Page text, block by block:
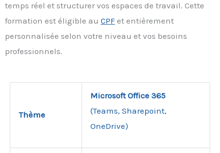
temps réel et structurer vos espaces de travail. Cette
formation est éligible au CPF et entièrement
personnalisée selon votre niveau et vos besoins
professionnels.
Thème
Microsoft Office 365
(Teams, Sharepoint,
OneDrive)